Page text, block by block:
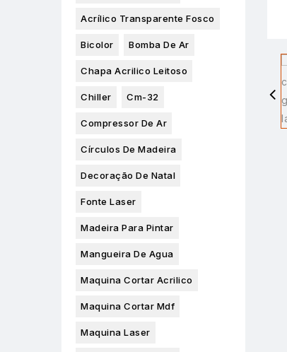
Acrílico Transparente Fosco
Bicolor Bomba De Ar
Chapa Acrilico Leitoso
Chiller Cm-32
Compressor De Ar
Círculos De Madeira
Decoração De Natal
Fonte Laser
Madeira Para Pintar
Mangueira De Agua
Maquina Cortar Acrilico
Maquina Cortar Mdf
Maquina Laser